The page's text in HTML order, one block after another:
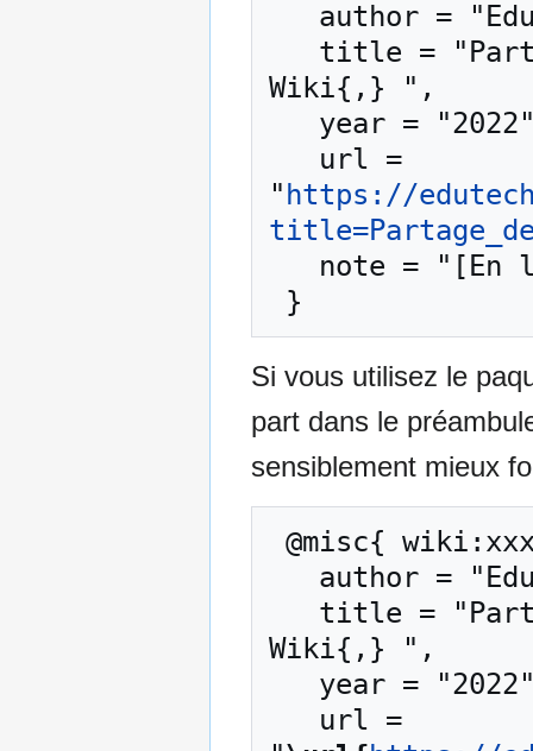
Wiki{,} ",
" https://
Si vous utilisez le
part dans le
sensiblement mieux
Wiki{,} ",